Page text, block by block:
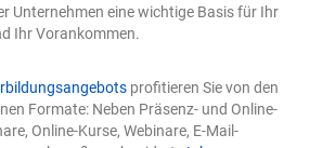
Umsatzrückgang finden".
es, und für wen ist das Ergebnis
Struktur – etwa „als
„als kurzer Fließtext mit drei
Quelle: Welcher
Unternehmen eine wichtige Basis für Ihr
Ihr Vorankommen.
profitieren Sie von den
Formate: Neben Präsenz- und Online-
Online-Kurse, Webinare, E-Mail-